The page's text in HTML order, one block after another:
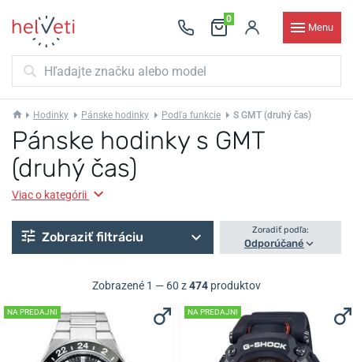
0
Menu
Hodinky Pánske hodinky Podľa funkcie S GMT (druhý čas)
Pánske hodinky s GMT
(druhý čas)
Viac o kategórii
Zobraziť filtráciu Zoradiť podľa:
Odporúčané
Zobrazené 1 — 60 z474 produktov
NA PREDAJNI NA PREDAJNI